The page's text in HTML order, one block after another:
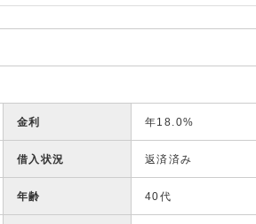
金利 年18.0%
借入状況 返済済み
年齢 40代